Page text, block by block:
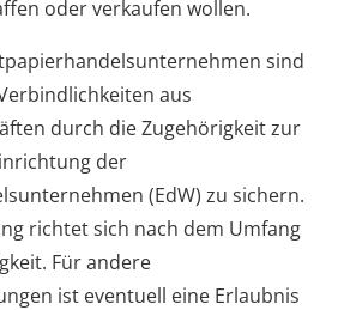
oder verkaufen wollen.
sind
aus
durch die Zugehörigkeit zur
der
(EdW) zu sichern.
richtet sich nach dem Umfang
Für andere
ist eventuell eine Erlaubnis